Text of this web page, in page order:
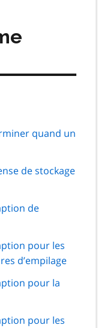
quand un
de stockage
de
pour les
les structures d’empilage
pour la
pour les